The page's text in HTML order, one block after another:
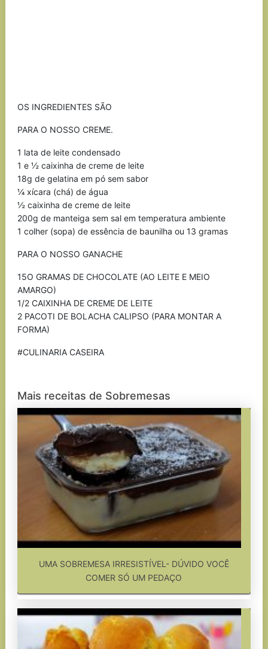
OS INGREDIENTES SÃO
PARA O NOSSO CREME.
1 lata de leite condensado
1 e ½ caixinha de creme de leite
18g de gelatina em pó sem sabor
¼ xícara (chá) de água
½ caixinha de creme de leite
200g de manteiga sem sal em temperatura ambiente
1 colher (sopa) de essência de baunilha ou 13 gramas
PARA O NOSSO GANACHE
15O GRAMAS DE CHOCOLATE (AO LEITE E MEIO
AMARGO)
1/2 CAIXINHA DE CREME DE LEITE
2 PACOTI DE BOLACHA CALIPSO (PARA MONTAR A
FORMA)
#CULINARIA CASEIRA
Mais receitas de Sobremesas
UMA SOBREMESA IRRESISTÍVEL- DÚVIDO VOCÊ
COMER SÓ UM PEDAÇO